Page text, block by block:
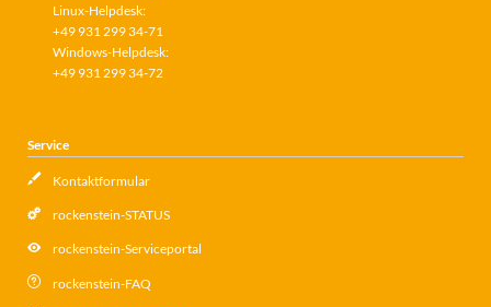
Linux-Helpdesk:
+49 931 299 34-71
Windows-Helpdesk:
+49 931 299 34-72
Service
Kontaktformular
rockenstein-STATUS
rockenstein-Serviceportal
rockenstein-FAQ